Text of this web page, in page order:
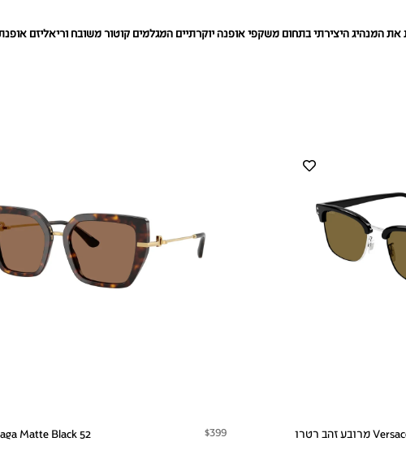
את המנהיג היצירתי בתחום משקפי אופנה יוקרתיים המגלמים קוטור משובח וריאליזם
$399
Matte Black 52